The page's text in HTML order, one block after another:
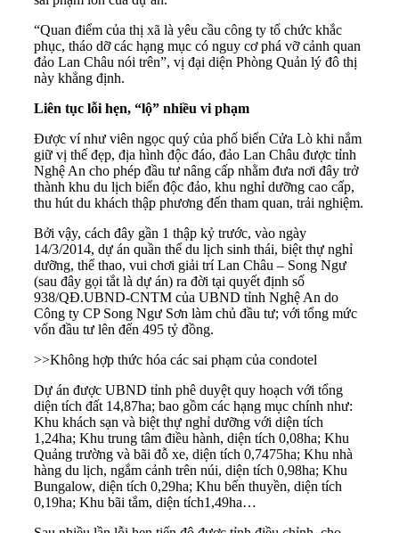
“Quan điểm của thị xã là yêu cầu công ty tổ chức khắc
phục, tháo dỡ các hạng mục có nguy cơ phá vỡ cảnh quan
đảo Lan Châu nói trên”, vị đại diện Phòng Quản lý đô thị
này khẳng định.
Liên tục lỗi hẹn, “lộ” nhiều vi phạm
Được ví như viên ngọc quý của phố biển Cửa Lò khi nắm
giữ vị thế đẹp, địa hình độc đáo, đảo Lan Châu được tỉnh
Nghệ An cho phép đầu tư nâng cấp nhằm đưa nơi đây trở
thành khu du lịch biển độc đảo, khu nghỉ dưỡng cao cấp,
thu hút du khách thập phương đến tham quan, trải nghiệm.
Bởi vậy, cách đây gần 1 thập kỷ trước, vào ngày
14/3/2014, dự án quần thể du lịch sinh thái, biệt thự nghỉ
dưỡng, thể thao, vui chơi giải trí Lan Châu – Song Ngư
(sau đây gọi tắt là dự án) ra đời tại quyết định số
938/QĐ.UBND-CNTM của UBND tỉnh Nghệ An do
Công ty CP Song Ngư Sơn làm chủ đầu tư; với tổng mức
vốn đầu tư lên đến 495 tỷ đồng.
>>Không hợp thức hóa các sai phạm của condotel
Dự án được UBND tỉnh phê duyệt quy hoạch với tổng
diện tích đất 14,87ha; bao gồm các hạng mục chính như:
Khu khách sạn và biệt thự nghỉ dưỡng với diện tích
1,24ha; Khu trung tâm điều hành, diện tích 0,08ha; Khu
Quảng trường và bãi đỗ xe, diện tích 0,7475ha; Khu nhà
hàng du lịch, ngắm cảnh trên núi, diện tích 0,98ha; Khu
Bungalow, diện tích 0,29ha; Khu bến thuyền, diện tích
0,19ha; Khu bãi tắm, diện tích1,49ha…